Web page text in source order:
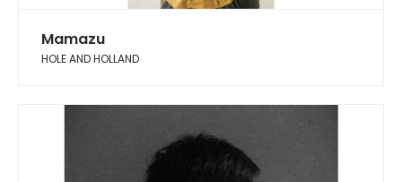
Mamazu
HOLE AND HOLLAND